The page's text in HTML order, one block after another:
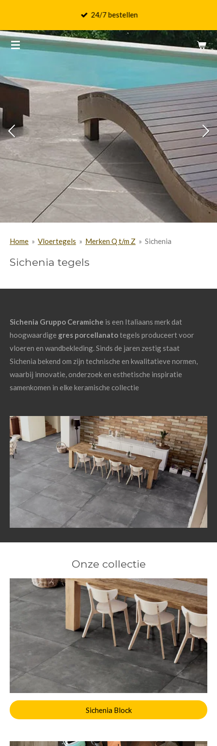
naar
de
24/7 bestellen
Home » Vloertegels » Merken Q t/m Z » Sichenia
Sichenia tegels
Sichenia Gruppo Ceramiche is een Italiaans merk dat
hoogwaardige gres porcellanatotegels produceert voor
vloeren en wandbekleding.Sinds de jaren zestig staat
Sichenia bekend om zijn technische en kwalitatieve normen,
waarbij innovatie, onderzoek en esthetische inspiratie
samenkomen in elke keramische collectie
Onze collectie
Sichenia Block